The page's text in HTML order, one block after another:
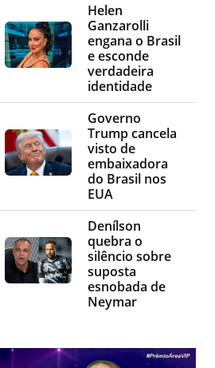
Helen
Ganzarolli
engana o Brasil
e esconde
verdadeira
identidade
Governo
Trump cancela
visto de
embaixadora
do Brasil nos
EUA
Denílson
quebra o
silêncio sobre
suposta
esnobada de
Neymar